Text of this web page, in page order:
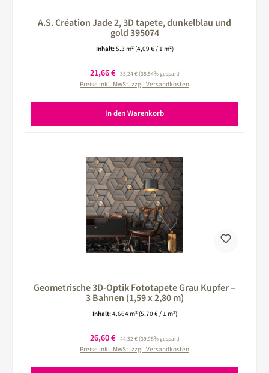
A.S. Création Jade 2, 3D tapete, dunkelblau und
gold 395074
Inhalt:5.3 m² (4,09 € / 1 m²)
Verkaufspreis:
21,66 € Regulärer Preis:
35,24 €(38.54% gespart)
Preise inkl. MwSt. zzgl. Versandkosten
In den Warenkorb
Geometrische 3D-Optik Fototapete Grau Kupfer –
3 Bahnen (1,59 x 2,80 m)
Inhalt:4.664 m² (5,70 € / 1 m²)
Verkaufspreis:
26,60 € Regulärer Preis:
44,32 €(39.98% gespart)
Preise inkl. MwSt. zzgl. Versandkosten